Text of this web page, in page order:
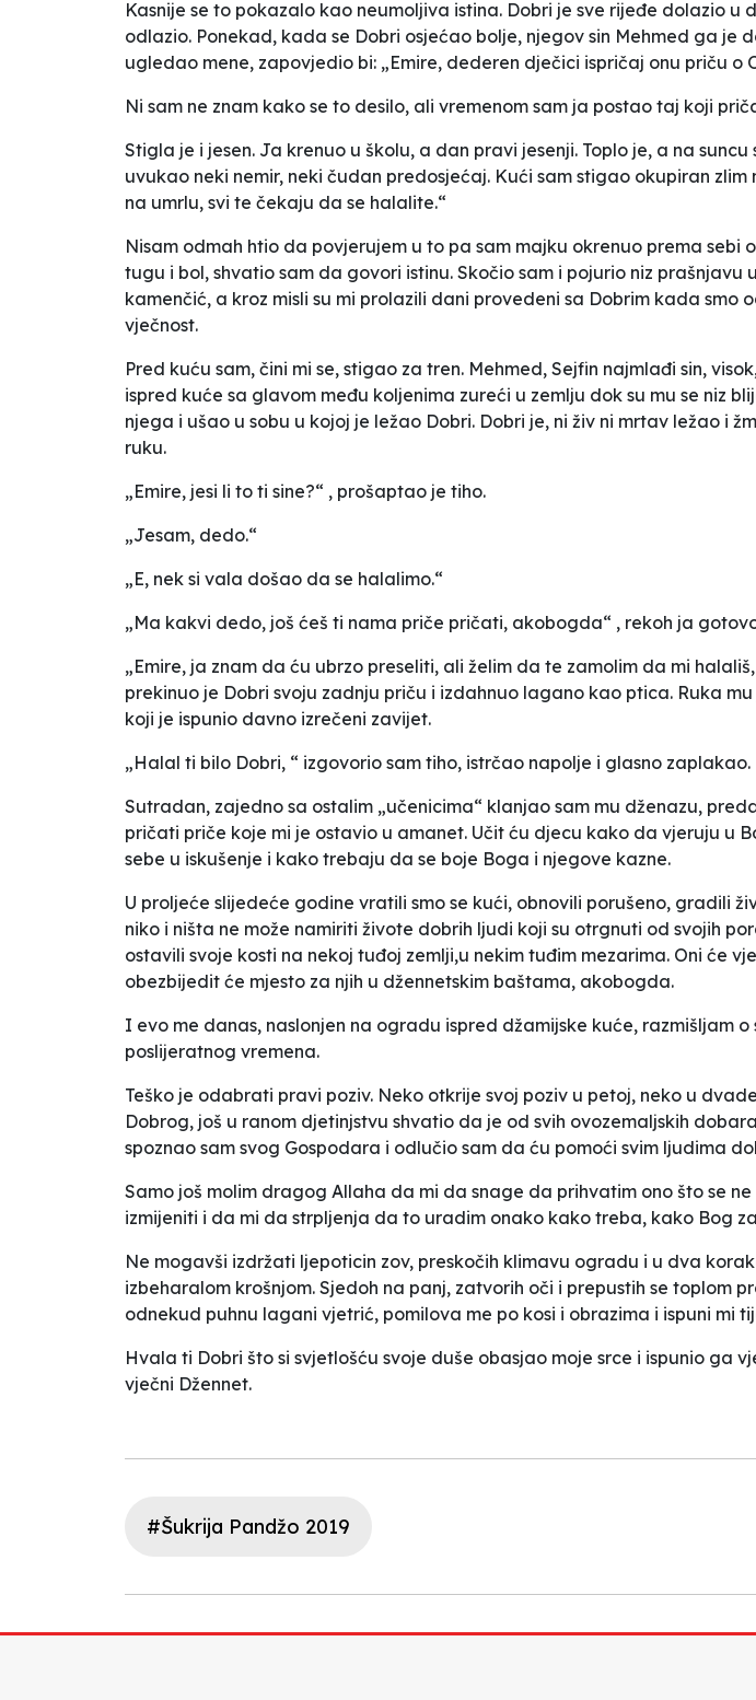
Kasnije se to pokazalo kao neumoljiva istina. Dobri je sve rijeđe dolazio
odlazio. Ponekad, kada se Dobri osjećao bolje, njegov sin Mehmed ga
ugledao mene, zapovjedio bi: „Emire, dederen dječici ispričaj onu priču o
Ni sam ne znam kako se to desilo, ali vremenom sam ja postao taj koji
Stigla je i jesen. Ja krenuo u školu, a dan pravi jesenji. Toplo je, a na
uvukao neki nemir, neki čudan predosjećaj. Kući sam stigao okupiran
na umrlu, svi te čekaju da se halalite.“
Nisam odmah htio da povjerujem u to pa sam majku okrenuo prema
tugu i bol, shvatio sam da govori istinu. Skočio sam i pojurio niz
kamenčić, a kroz misli su mi prolazili dani provedeni sa Dobrim kada
vječnost.
Pred kuću sam, čini mi se, stigao za tren. Mehmed, Sejfin najmlađi sin,
ispred kuće sa glavom među koljenima zureći u zemlju dok su mu se niz
njega i ušao u sobu u kojoj je ležao Dobri. Dobri je, ni živ ni mrtav ležao i
ruku.
„Emire, jesi li to ti sine?“ , prošaptao je tiho.
„Jesam, dedo.“
„E, nek si vala došao da se halalimo.“
„Ma kakvi dedo, još ćeš ti nama priče pričati, akobogda“ , rekoh ja
„Emire, ja znam da ću ubrzo preseliti, ali želim da te zamolim da mi
prekinuo je Dobri svoju zadnju priču i izdahnuo lagano kao ptica. Ruka
koji je ispunio davno izrečeni zavijet.
„Halal ti bilo Dobri, “ izgovorio sam tiho, istrčao napolje i glasno zaplakao.
Sutradan, zajedno sa ostalim „učenicima“ klanjao sam mu dženazu,
pričati priče koje mi je ostavio u amanet. Učit ću djecu kako da vjeruju u
sebe u iskušenje i kako trebaju da se boje Boga i njegove kazne.
U proljeće slijedeće godine vratili smo se kući, obnovili porušeno, gradili
niko i ništa ne može namiriti živote dobrih ljudi koji su otrgnuti od svojih
ostavili svoje kosti na nekoj tuđoj zemlji,u nekim tuđim mezarima. Oni će
obezbijedit će mjesto za njih u džennetskim baštama, akobogda.
I evo me danas, naslonjen na ogradu ispred džamijske kuće, razmišljam
poslijeratnog vremena.
Teško je odabrati pravi poziv. Neko otkrije svoj poziv u petoj, neko u
Dobrog, još u ranom djetinjstvu shvatio da je od svih ovozemaljskih
spoznao sam svog Gospodara i odlučio sam da ću pomoći svim ljudima
Samo još molim dragog Allaha da mi da snage da prihvatim ono što se
izmijeniti i da mi da strpljenja da to uradim onako kako treba, kako Bog
Ne mogavši izdržati ljepoticin zov, preskočih klimavu ogradu i u dva
izbeharalom krošnjom. Sjedoh na panj, zatvorih oči i prepustih se toplom
odnekud puhnu lagani vjetrić, pomilova me po kosi i obrazima i ispuni mi
Hvala ti Dobri što si svjetlošću svoje duše obasjao moje srce i ispunio
vječni Džennet.
#Šukrija Pandžo 2019